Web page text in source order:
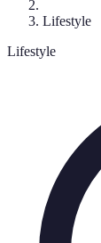
Lifestyle
Lifestyle